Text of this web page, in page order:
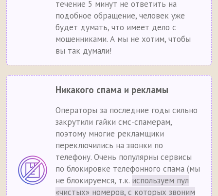
течение 5 минут не ответить на
подобное обращение, человек уже
будет думать, что имеет дело с
мошенниками. А мы не хотим, чтобы
вы так думали!
Никакого спама и рекламы
Операторы за последние годы сильно
закрутили гайки смс-спамерам,
поэтому многие рекламщики
переключились на звонки по
телефону. Очень популярны сервисы
по блокировке телефонного спама (мы
не блокируемся, т.к. используем пул
«чистых» номеров, с которых звоним